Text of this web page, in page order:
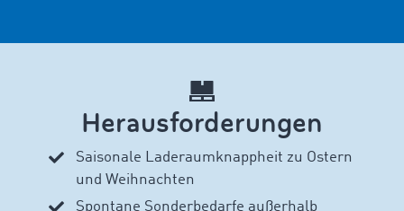
Herausforderungen
Saisonale Laderaumknappheit zu Ostern
und Weihnachten
Spontane Sonderbedarfe außerhalb